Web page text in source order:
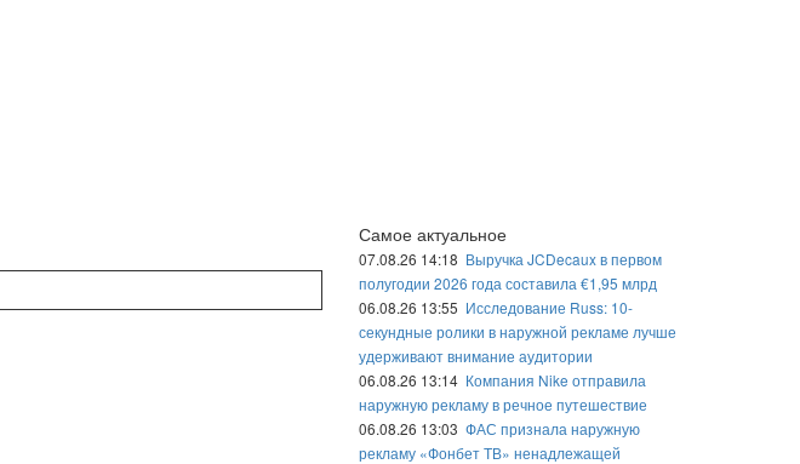
Самое актуальное
07.08.26 14:18 Выручка JCDecaux в первом
полугодии 2026 года составила €1,95 млрд
06.08.26 13:55 Исследование Russ: 10-
секундные ролики в наружной рекламе лучше
удерживают внимание аудитории
06.08.26 13:14 Компания Nike отправила
наружную рекламу в речное путешествие
06.08.26 13:03 ФАС признала наружную
рекламу «Фонбет ТВ» ненадлежащей